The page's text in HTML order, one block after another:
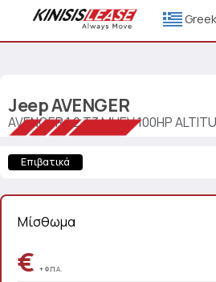
Greek
JeepAVENGER
AVENGER 1.2 T3 MHEV 100HP
Επιβατικά
Μίσθωμα
€ + Φ.Π.Α.